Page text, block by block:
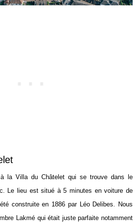
la Villa du Châtelet qui se trouve dans le
Le lieu est situé à 5 minutes en voiture de
construite en 1886 par Léo Delibes. Nous
Lakmé qui était juste parfaite notamment